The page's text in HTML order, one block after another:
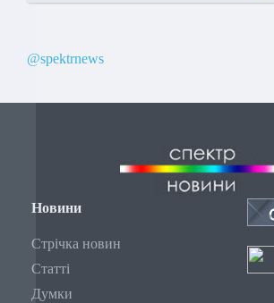
@spektrnews
Новини
Стрічка новин
Статті
Думки